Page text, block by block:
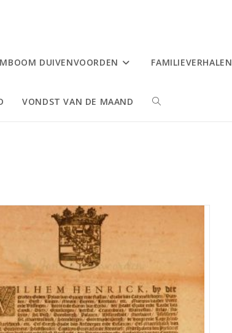
DUIVENVOORDEN FAMILIEVERHALEN
VONDST VAN DE MAAND TOGGLE